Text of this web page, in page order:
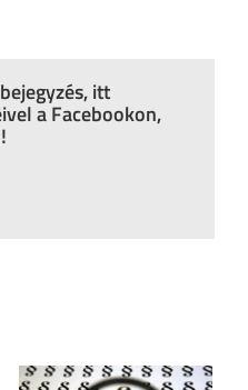
itt
a Facebookon,